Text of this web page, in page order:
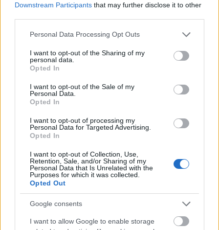
Downstream Participants that may further disclose it to other
Please note that this website/app uses one or more Google
not limited to your visit or usage behaviour. You may click to
grant or deny consent to Google and its third-party tags to
use your data for below specified purposes in below Google
consent section.
Personal Data Processing Opt Outs
I want to opt-out of the Sharing of my
personal data.
Opted In
I want to opt-out of the Sale of my
Personal Data.
Opted In
I want to opt-out of processing my
Personal Data for Targeted Advertising.
Opted In
I want to opt-out of Collection, Use,
Retention, Sale, and/or Sharing of my
Personal Data that Is Unrelated with the
Purposes for which it was collected.
Opted Out
Google consents
I want to allow Google to enable storage
Megkérdeztünk egy szakértőt, aki kézben tartotta a
Fekete kalapos nőt. Ő, bár azt kérte, ne nevezzük
meg, a véleményét szívesen elmondta. – Tény, hogy
egy ilyen korú, elvileg 1893-ban készült, vagyis több
mint százéves pasztellképnél a széleken már
látszódnia kellene valamiféle károsodásnak. Ezen a
festményen nincs ilyen, semmilyen kopottság nem
tapasztalható. Ám ez lehet attól is, hogy körbevágták
az eredeti vásznat. Ami még gyanúba keverheti a
festményt, az a nyomott ár: Rippl-Rónai képei
manapság nagyon keresettek, kelt már el alkotása
több százmillió forintért is. Ráadásul ez a kép az
úgynevezett fekete korszakából származik,
amelyikből igen kevés darab van – sorolta a
szakember.”
Remélem, ez az érvelés Önöket is meggyőzte…
A történet újabb csavart vett, eképpen… remélem,